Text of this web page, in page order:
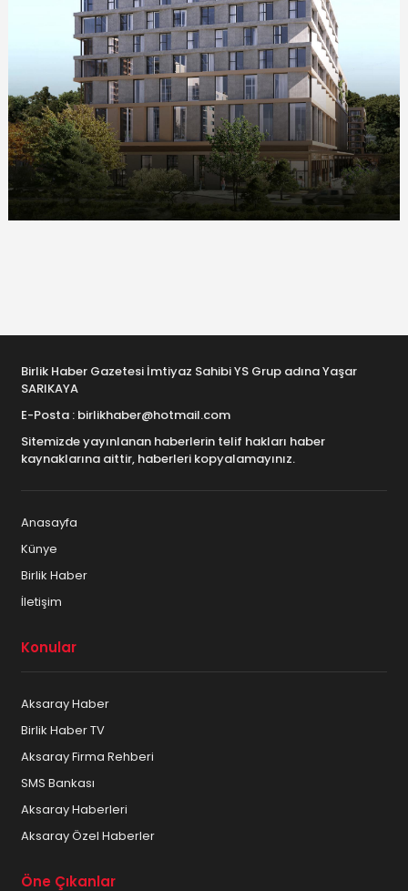
Birlik Haber Gazetesi İmtiyaz Sahibi YS Grup adına Yaşar
SARIKAYA
E-Posta : birlikhaber@hotmail.com
Sitemizde yayınlanan haberlerin telif hakları haber
kaynaklarına aittir, haberleri kopyalamayınız.
Anasayfa
Künye
Birlik Haber
İletişim
Konular
Aksaray Haber
Birlik Haber TV
Aksaray Firma Rehberi
SMS Bankası
Aksaray Haberleri
Aksaray Özel Haberler
Öne Çıkanlar